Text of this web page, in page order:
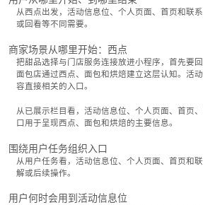
从西点出发，活动信息位、个人页面、首页和联
或回看等不同需要。
商家场景从哪里开始：西点
把甜品选择与门店服务连接放进小程序，首先要
面包店通过西点、面包和烘焙建立这层认知。活
容直接相关的入口。
从已展示栏目看，活动信息位、个人页面、首页
口用于呈现西点、面包和烘焙的主要信息。
围绕用户任务组织入口
从用户任务看，活动信息位、个人页面、首页和
解或后续操作。
用户何时会用到活动信息位